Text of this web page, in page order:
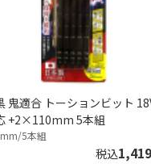
鬼適合 トーションビット
+2×110mm 5本組
5本組
税込1,419